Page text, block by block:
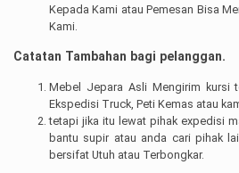
Kepada Kami atau Pemesan Bisa
Kami.
Catatan Tambahan bagi pelanggan.
Mebel Jepara Asli Mengirim kursi
Ekspedisi Truck, Peti Kemas atau
tetapi jika itu lewat pihak expedisi
bantu supir atau anda cari pihak
bersifat Utuh atau Terbongkar.